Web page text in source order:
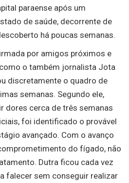
paraense após um
de saúde, decorrente de
há poucas semanas.
por amigos próximos e
o também jornalista Jota
discretamente o quadro de
semanas. Segundo ele,
dores cerca de três semanas
foi identificado o provável
avançado. Com o avanço
do fígado, não
Dutra ficou cada vez
falecer sem conseguir realizar